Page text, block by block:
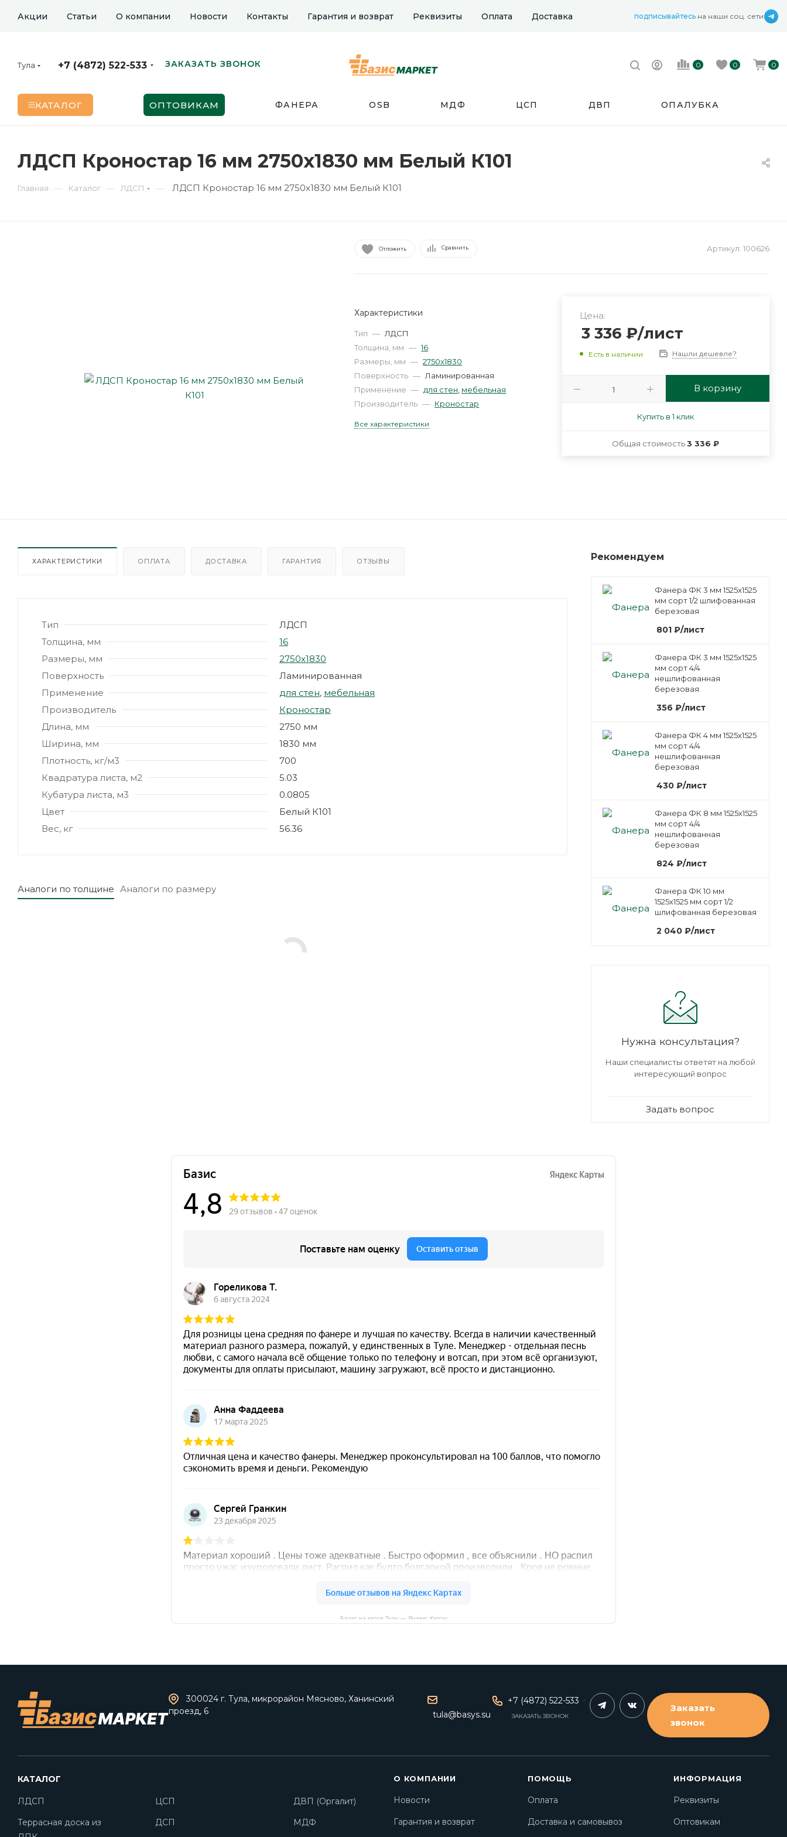
Акции Статьи О компании Новости Контакты Гарантия и возврат Реквизиты Оплата Доставка подписывайтесь на наши соц. сети
Тула +7 (4872) 522-533 ЗАКАЗАТЬ ЗВОНОК 0 0 0
КАТАЛОГ ОПТОВИКАМ ФАНЕРА OSB МДФ ЦСП ДВП ОПАЛУБКА
ЛДСП Кроностар 16 мм 2750х1830 мм Белый К101
Главная — Каталог — ЛДСП — ЛДСП Кроностар 16 мм 2750х1830 мм Белый К101
Отложить Сравнить Артикул: 100626
Характеристики
Тип — ЛДСП
Толщина, мм — 16
Размеры, мм — 2750х1830
Поверхность — Ламинированная
Применение — для стен мебельная
Производитель — Кроностар
Все характеристики
Цена:
3 336 ₽/лист
Есть в наличии Нашли дешевле?
В корзину
Купить в 1 клик
Общая стоимость3 336 ₽
ХАРАКТЕРИСТИКИ ОПЛАТА ДОСТАВКА ГАРАНТИЯ ОТЗЫВЫ
Тип
ЛДСП
Толщина, мм
16
Размеры, мм
2750х1830
Поверхность
Ламинированная
Применение
для стен, мебельная
Производитель
Кроностар
Длина, мм
2750 мм
Ширина, мм
1830 мм
Плотность, кг/м3
700
Квадратура листа, м2
5.03
Кубатура листа, м3
0.0805
Цвет
Белый К101
Вес, кг
56.36
Аналоги по толщине Аналоги по размеру
Рекомендуем
Фанера ФК 3 мм 1525х1525
мм сорт 1/2 шлифованная
березовая
801 ₽/лист
Фанера ФК 3 мм 1525х1525
мм сорт 4/4
нешлифованная
березовая
356 ₽/лист
Фанера ФК 4 мм 1525х1525
мм сорт 4/4
нешлифованная
березовая
430 ₽/лист
Фанера ФК 8 мм 1525х1525
мм сорт 4/4
нешлифованная
березовая
824 ₽/лист
Фанера ФК 10 мм
1525х1525 мм сорт 1/2
шлифованная березовая
2 040 ₽/лист
Нужна консультация?
Наши специалисты ответят на любой
интересующий вопрос
Задать вопрос
Базис на карте Тулы — Яндекс Карты
300024 г. Тула, микрорайон Мясново, Ханинский
проезд, 6
tula@basys.su
+7 (4872) 522-533
ЗАКАЗАТЬ ЗВОНОК
Заказать
звонок
КАТАЛОГ
ЛДСП ЦСП
ДВП (Оргалит)
Террасная доска из
ДСП МДФ
О КОМПАНИИ
Новости
Гарантия и возврат
ПОМОЩЬ
Оплата
Доставка и самовывоз
ИНФОРМАЦИЯ
Реквизиты
Оптовикам